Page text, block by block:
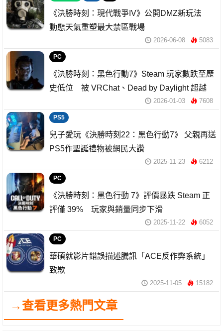
《決勝時刻：現代戰爭IV》公開DMZ新玩法
動態天氣重塑最大禁區戰場
2026-06-08 5083
PC
《決勝時刻：黑色行動7》Steam 玩家數跌至歷
史低位 被 VRChat、Dead by Daylight 超越
2026-01-03 7608
PS5
兒子愛玩《決勝時刻22：黑色行動7》 父親再送
PS5作聖誕禮物被網民大讚
2025-11-23 6212
PC
《決勝時刻：黑色行動 7》評價暴跌 Steam 正
評僅 39% 玩家與銷量同步下滑
2025-11-22 6052
PC
華碩就影片錯誤描述騰訊「ACE反作弊系統」
致歉
2025-11-05 15182
→查看更多熱門文章